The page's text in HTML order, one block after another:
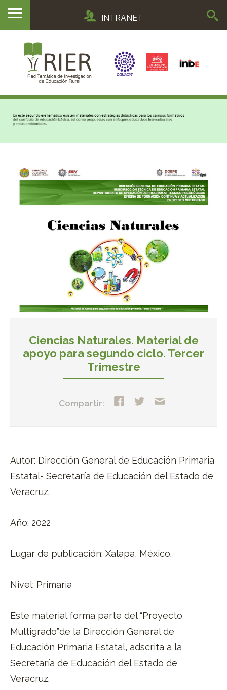
INTRANET
Ciencias Naturales. Material de
apoyo para segundo ciclo. Tercer
Trimestre
Compartir:
Autor: Dirección General de Educación Primaria
Estatal- Secretaría de Educación del Estado de
Veracruz.
Año: 2022
Lugar de publicación: Xalapa, México.
Nivel: Primaria
Este material forma parte del “Proyecto
Multigrado”de la Dirección General de
Educación Primaria Estatal, adscrita a la
Secretaría de Educación del Estado de
Veracruz.